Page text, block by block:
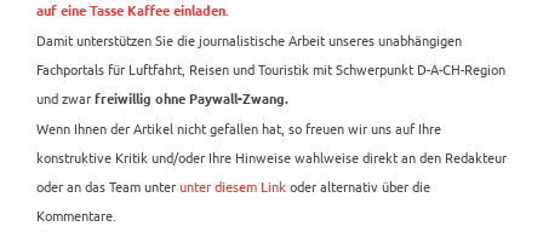
auf eine Tasse Kaffee einladen
Damit unterstützen Sie die journalistische Arbeit unseres unabhängigen
Fachportals für Luftfahrt, Reisen und Touristik mit Schwerpunkt D-A-CH-Region
und zwar freiwillig ohne Paywall-Zwang.
Wenn Ihnen der Artikel nicht gefallen hat, so freuen wir uns auf Ihre
konstruktive Kritik und/oder Ihre Hinweise wahlweise direkt an den Redakteur
oder an das Team unterunter diesem Link oder alternativ über die
Kommentare.